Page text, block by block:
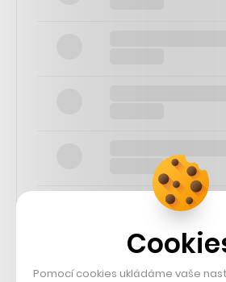
SLEDUJTE NÁS
Pomocí cookies ukládáme vaše